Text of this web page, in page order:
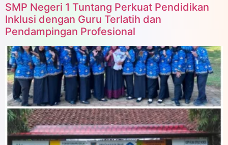
SMP Negeri 1 Tuntang Perkuat Pendidikan
Inklusi dengan Guru Terlatih dan
Pendampingan Profesional